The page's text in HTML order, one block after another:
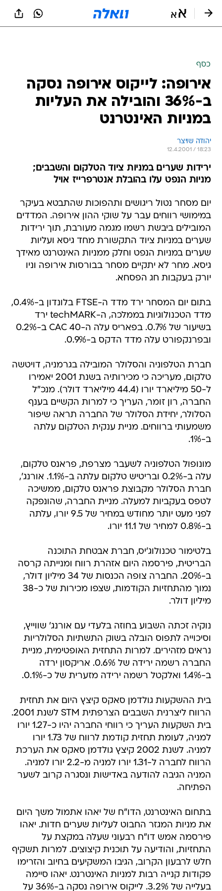
כסף
אירופה: לייקוס אירופה נסקה
ב-36% והובילה את העליות
במניות האינטרנט
יהודה שויצר
12.4.2001 / 18:23
ירידות שערים במניות ציוד הטלקום והשבבים;
מניות הנפט עלו בהובלת אנטרפרייז אויל
יום מסחר נטול ריגושים ותהפוכות שהתבטא בעיקר
במימושי רווחים עבר על שוקי ההון אירופה. המדדים
המובילים ביבשת רשמו מגמה מעורבת, תוך ירידות
שערים במניות ציוד התקשורת מחד גיסא ועליות
שערים במניות הנפט וחלק ממניות האינטרנט מאידך
גיסא. מחר לא יתקיים מסחר בבורסות אירופה וניו
יורק בעקבות חג הפסחא.
בתום יום המסחר ירד מדד ה-FTSE בלונדון ב-0.4%,
מדד הטכנולוגיות בממלכה, ה-techMARK ירד
בשיעור של 0.7%. בפאריס עלה ה-CAC 40 ב-0.2%
ובפרנקפורט עלה מדד הדקס ב-0.9%.
חברת הטלפוניה והסלולר המובילה בגרמניה, דויטשה
טלקום, מעריכה כי מכירותיה בשנת 2001 יאמירו
ל-50 מיליארד יורו (44.4 מיליארד דולר). מנכ"ל
החברה, רון זומר, העריך כי למרות הקשיים בענף
הסלולר, יחידת הסלולר של החברה תראה שיפור
משמעותי ברווחים. מניית ענקית הטלקום עלתה
ב-1%.
מונופול הטלפוניה לשעבר מצרפת, פראנס טלקום,
עלה ב-0.2% ובריטיש טלקום עלתה ב-1.1%. אורנג',
חברת הסלולר מקבוצת פראנס טלקום, ממשיכה
לטפס בעקביות למעלה. מניית החברה, שהונפקה
לפני מעט יותר מחודש במחיר של 9.5 יורו, עלתה
ב-0.8% למחיר של 11.1 יורו.
בלטימור טכנולוג'יס, חברת אבטחת התוכנה
הבריטית, פירסמה היום אזהרת רווח ומנייתה קרסה
ב-20%. החברה צופה הכנסות של 34 מיליון דולר,
נמוך מהתחזיות הקודמות, שצפו מכירות של כ-38
מיליון דולר.
נוקיה זכתה השבוע בחוזה בלעדי עם אורנג' שווייץ,
וסיכוייה לתפוס הובלה בשוק התשתיות הסלולריות
נראים מזהירים. למרות התחזית האופטימית, מניית
החברה רשמה ירידה של 0.6%. אריקסון ירדה
ב-1.4% ואלקטל רשמה ירידה מזערית של כ-0.1%.
בית ההשקעות גולדמן סאקס קיצץ היום את תחזית
הרווח ליצרנית השבבים הצרפתית STM לשנת 2001.
בית השקעות העריך כי רווחי החברה יהיו כ-1.27 יורו
למניה, לעומת תחזית קודמת לרווח של 1.73 יורו
למניה. לשנת 2002 קיצץ גולדמן סאקס את הערכת
הרווח לחברה ל-1.31 יורו למניה מ-2.2 יורו למניה.
המניה הגיבה להודעה באדישות ונסגרה קרוב לשער
הפתיחה.
בתחום האינטרנט, הדו"ח של יאהו אתמול משך היום
את מניות המגזר החבוט לעליות שערים חדות. יאהו
פירסמה אמש דו"ח רבעוני שעלה במקצת על
התחזיות, והודיעה על תוכנית קיצוצים. למרות תשקיף
חלש לרבעון הקרוב, הגיבו המשקיעים בחיוב והזרימו
פקודות קנייה רבות למניות האינטרנט. יאהו סיימה
בעלייה של 3.2%. לייקוס אירופה נסקה ב-36% על